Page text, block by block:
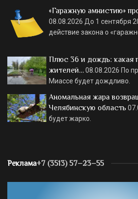
«Гаражную амнистию»
08.08.2026 До 1 сентября
действие закона о
Плюс 36 и дождь: какая
жителей…08.08.2026 По
Миассе будет дождливо.
Аномальная жара
Челябинскую область
будет жарко.
Реклама+7 (3513) 57–23–55